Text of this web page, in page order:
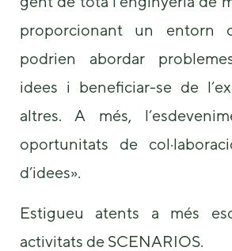
proporcionant un entorn
podrien abordar
idees i beneficiar-se de
altres. A més,
oportunitats de
d’idees».
Estigueu atents a més
activitats de SCENARIOS.